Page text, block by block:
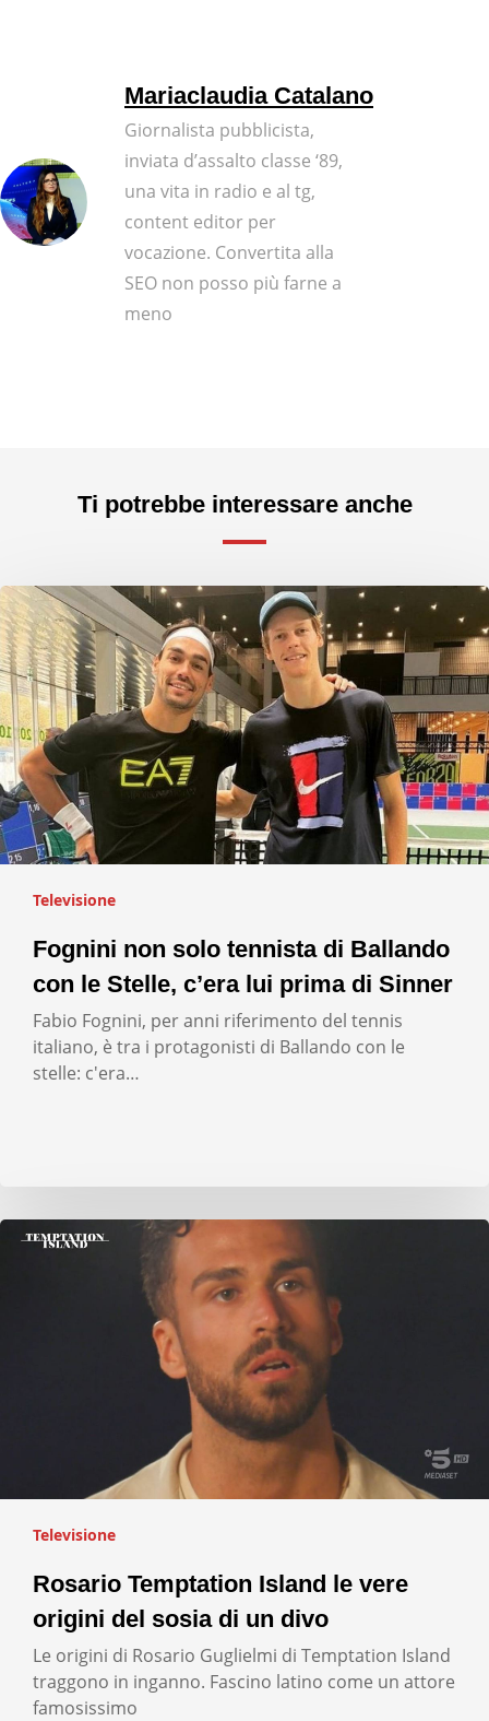
Mariaclaudia Catalano
Giornalista pubblicista,
inviata d’assalto classe ‘89,
una vita in radio e al tg,
content editor per
vocazione. Convertita alla
SEO non posso più farne a
meno
Ti potrebbe interessare anche
Televisione
Fognini non solo tennista di Ballando
con le Stelle, c’era lui prima di Sinner
Fabio Fognini, per anni riferimento del tennis
italiano, è tra i protagonisti di Ballando con le
stelle: c'era…
Televisione
Rosario Temptation Island le vere
origini del sosia di un divo
Le origini di Rosario Guglielmi di Temptation Island
traggono in inganno. Fascino latino come un attore
famosissimo